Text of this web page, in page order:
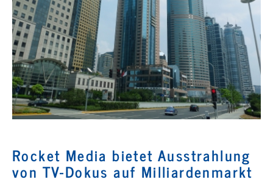
Rocket Media bietet Ausstrahlung
von TV-Dokus auf Milliardenmarkt